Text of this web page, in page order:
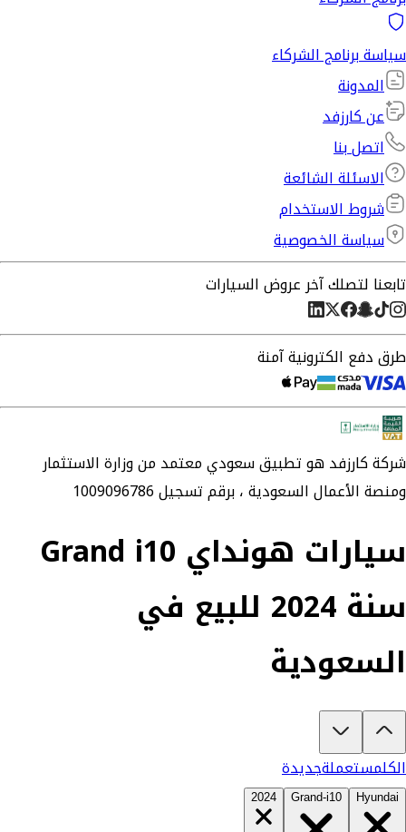
سياسة برنامج الشركاء
المدونة
عن كارزفد
اتصل بنا
الاسئلة الشائعة
شروط الاستخدام
سياسة الخصوصية
تابعنا لتصلك آخر عروض السيارات
طرق دفع الكترونية آمنة
شركةكارزفدهو تطبيق سعودي معتمد من وزارة الاستثمار
ومنصة الأعمال السعودية ،برقم تسجيل 1009096786
سيارات هونداي Grand i10
سنة 2024 للبيع في
السعودية
تبغى تشتري هونداي Grand i10 2024؟
الكلمستعملةجديدة
Hyundai
Grand-i10
2024